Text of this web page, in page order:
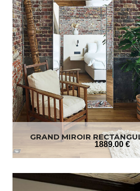
GRAND MIROIR
BISEAUTÉ
1889.00 €